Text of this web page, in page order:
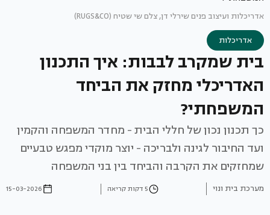
אדריכלות ועיצוב פנים שירלי דן, צלם שי שטיח (RUGS&CO)
אדריכלות
בית שמקרב לבבות: איך התכנון
האדריכלי מחזק את הביחד
המשפחתי?
כך תכנון נכון של חללי הבית - מחדר המשפחה והקמין
ועד החיבור לגינה ולבריכה - יוצר מוקדי מפגש טבעיים
שמחזקים את הקרבה והביחד בין בני המשפחה
מערכת בית ונוי 5 דקות קריאה 15-03-2026